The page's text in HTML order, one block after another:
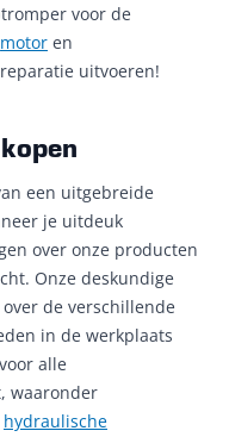
voor de
motor en
uitvoeren!
een uitgebreide
je uitdeuk
over onze producten
Onze deskundige
de verschillende
in de werkplaats
alle
waaronder
hydraulische